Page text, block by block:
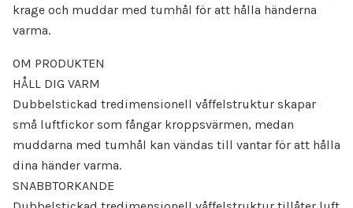
krage och muddar med tumhål för att hålla händerna
varma.
OM PRODUKTEN
HÅLL DIG VARM
Dubbelstickad tredimensionell våffelstruktur skapar
små luftfickor som fångar kroppsvärmen, medan
muddarna med tumhål kan vändas till vantar för att hålla
dina händer varma.
SNABBTORKANDE